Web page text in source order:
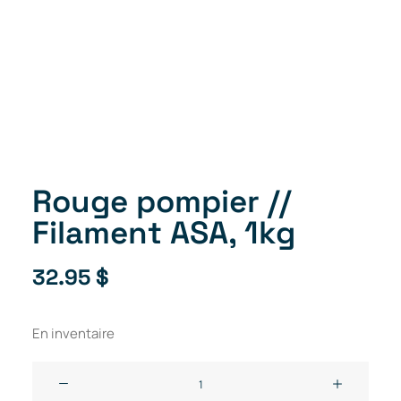
Rouge pompier //
Filament ASA, 1kg
32.95$
En inventaire